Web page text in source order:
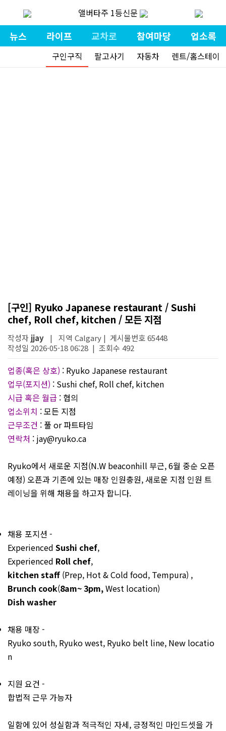
앨버타주 1등신문
뉴스 라이프 교차로 참여마당 업소록
구인구직 팔고사기 자동차 렌트/홈스테이
[구인] Ryuko Japanese restaurant / Sushi
chef, Roll chef, kitchen / 모든 지점
작성자 jjay | 지역 Calgary | 게시물번호 65448
작성일 2026-05-18 06:28 | 조회수 492
업종(혹은 상호) : Ryuko Japanese restaurant
업무(포지션) : Sushi chef, Roll chef, kitchen
시급 혹은 월급 : 협의
업소위치 : 모든 지점
근무조건 : 풀 or 파트타임
연락처 : jay@ryuko.ca
Ryuko에서 새로운 지점(N.W beaconhill 부근, 6월 중순 오픈
예정) 오픈과 기존에 있는 매장 인원충원, 새로운 지점 인원 트
레이닝을 위해 채용을 하고자 합니다.
채용 포지션 -
Experienced Sushi chef,
Experienced Roll chef,
kitchen staff (Prep, Hot & Cold food, Tempura) ,
Brunch cook(8am~ 3pm,West location)
Dish washer
채용 매장 -
Ryuko south, Ryuko west, Ryuko belt line, New locatio
n
지원 요건 -
합법적 근무 가능자
일함에 있어 성실함과 적극적인 자세, 긍정적인 마인드셋을 가